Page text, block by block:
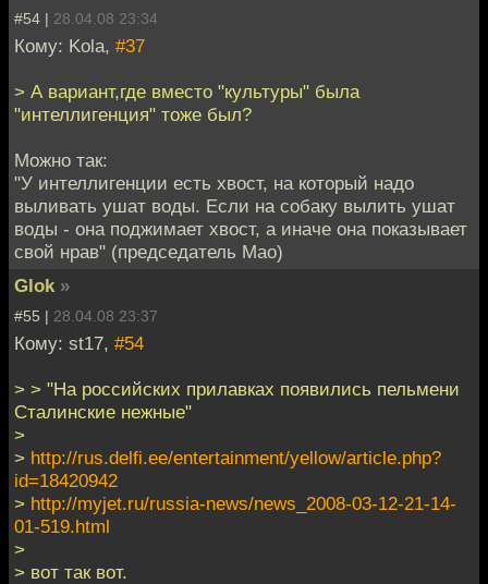
#54 | 28.04.08 23:34
Кому: Kola, #37
> А вариант,где вместо "культуры" была
"интеллигенция" тоже был?
Можно так:
"У интеллигенции есть хвост, на который надо
выливать ушат воды. Если на собаку вылить ушат
воды - она поджимает хвост, а иначе она показывает
свой нрав" (председатель Мао)
Glok »
#55 | 28.04.08 23:37
Кому: st17, #54
> > "На российских прилавках появились пельмени
Сталинские нежные"
>
> http://rus.delfi.ee/entertainment/yellow/article.php?
id=18420942
> http://myjet.ru/russia-news/news_2008-03-12-21-14-
01-519.html
>
> вот так вот.